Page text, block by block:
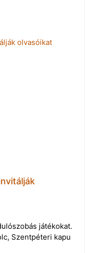
játékokat.
Szentpéteri kapu